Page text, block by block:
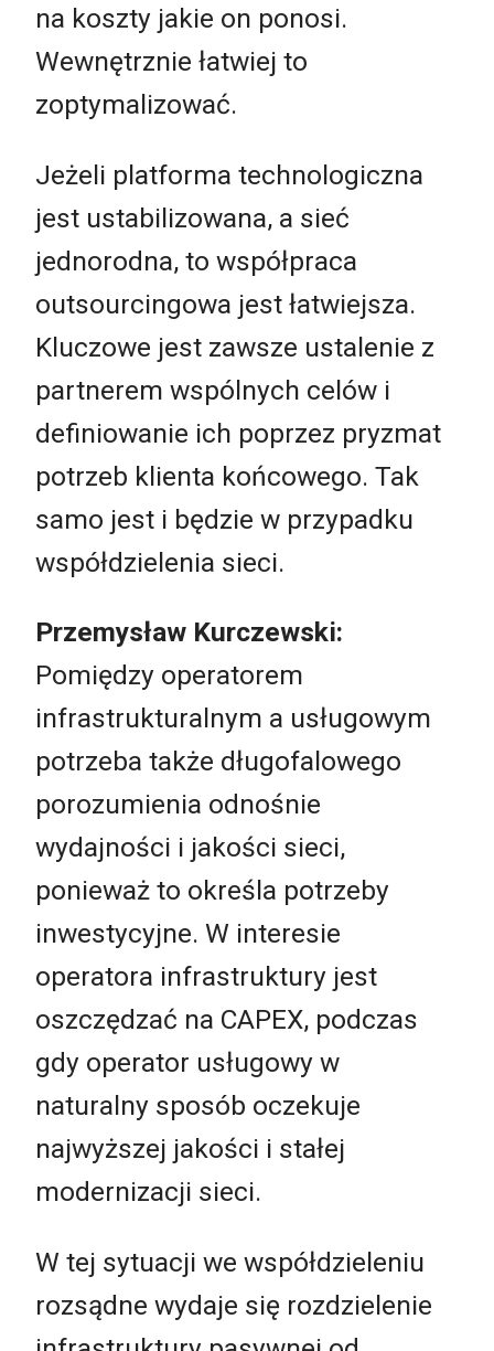
na koszty jakie on ponosi.
Wewnętrznie łatwiej to
zoptymalizować.
Jeżeli platforma technologiczna
jest ustabilizowana, a sieć
jednorodna, to współpraca
outsourcingowa jest łatwiejsza.
Kluczowe jest zawsze ustalenie z
partnerem wspólnych celów i
definiowanie ich poprzez pryzmat
potrzeb klienta końcowego. Tak
samo jest i będzie w przypadku
współdzielenia sieci.
Przemysław Kurczewski:
Pomiędzy operatorem
infrastrukturalnym a usługowym
potrzeba także długofalowego
porozumienia odnośnie
wydajności i jakości sieci,
ponieważ to określa potrzeby
inwestycyjne. W interesie
operatora infrastruktury jest
oszczędzać na CAPEX, podczas
gdy operator usługowy w
naturalny sposób oczekuje
najwyższej jakości i stałej
modernizacji sieci.
W tej sytuacji we współdzieleniu
rozsądne wydaje się rozdzielenie